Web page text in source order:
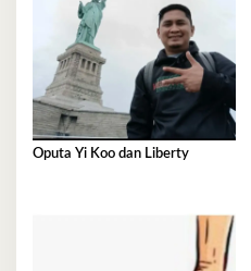
Oputa Yi Koo dan Liberty